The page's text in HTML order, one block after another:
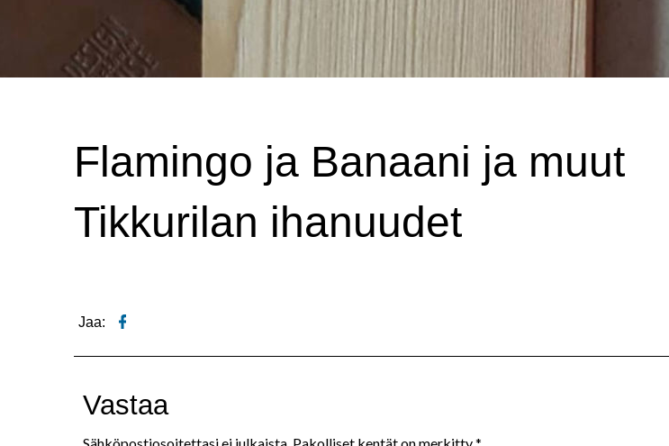
Flamingo ja Banaani ja muut
Tikkurilan ihanuudet
Jaa:
Vastaa